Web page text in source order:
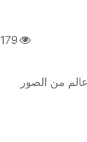
179
من الصور